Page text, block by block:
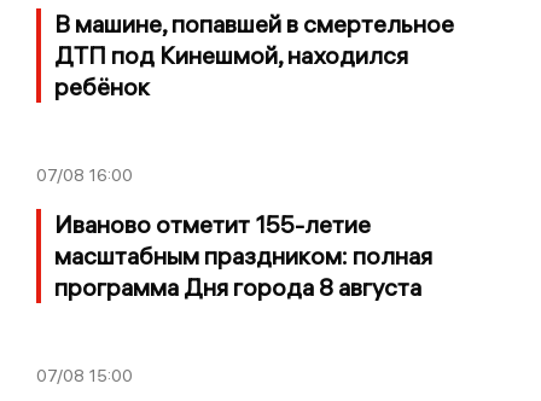
В машине, попавшей в смертельное
ДТП под Кинешмой, находился
ребёнок
07/08 16:00
Иваново отметит 155-летие
масштабным праздником: полная
программа Дня города 8 августа
07/08 15:00